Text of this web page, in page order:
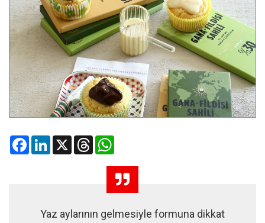
FacebookLinkedIn
X Threads
Yaz aylarının gelmesiyle formuna dikkat